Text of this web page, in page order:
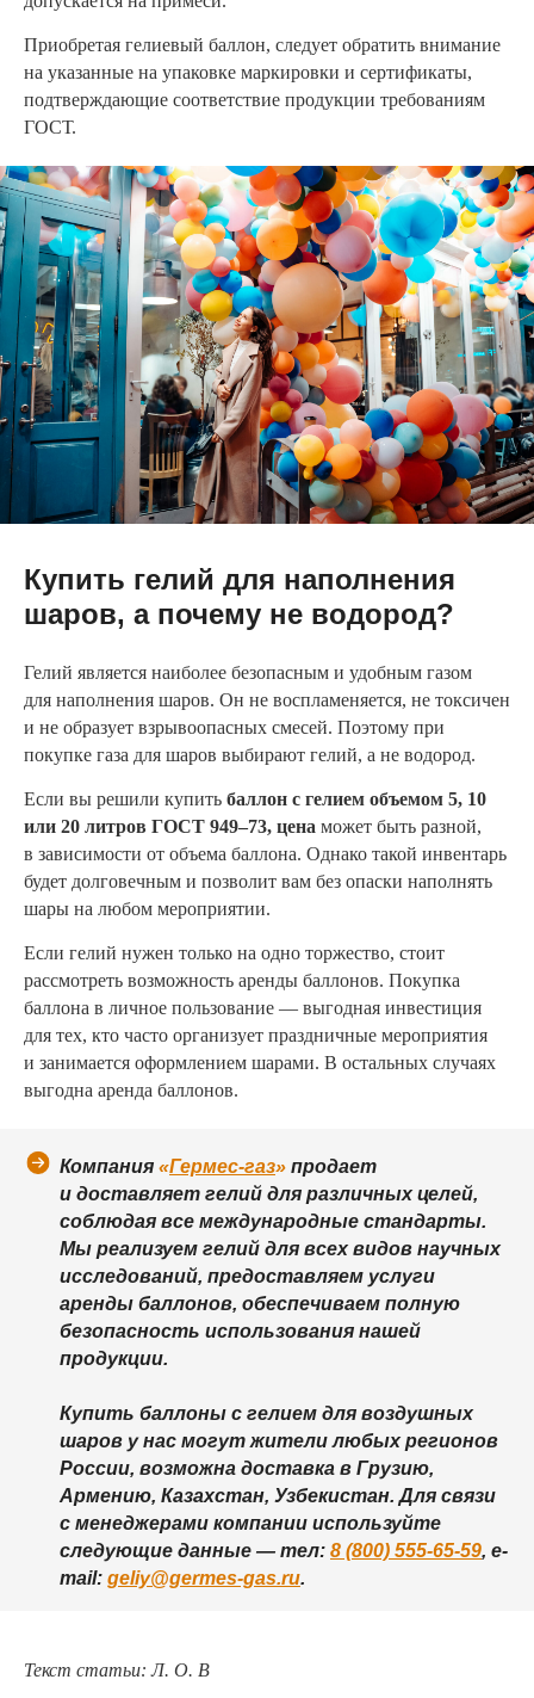
Приобретая гелиевый баллон, следует обратить внимание
на указанные на упаковке маркировки и сертификаты,
подтверждающие соответствие продукции требованиям
ГОСТ.
Купить гелий для наполнения
шаров, а почему не водород?
Гелий является наиболее безопасным и удобным газом
для наполнения шаров. Он не воспламеняется, не токсичен
и не образует взрывоопасных смесей. Поэтому при
покупке газа для шаров выбирают гелий, а не водород.
Если вы решили купить баллон с гелием объемом 5, 10
или 20 литров ГОСТ 949–73, цена может быть разной,
в зависимости от объема баллона. Однако такой инвентарь
будет долговечным и позволит вам без опаски наполнять
шары на любом мероприятии.
Если гелий нужен только на одно торжество, стоит
рассмотреть возможность аренды баллонов. Покупка
баллона в личное пользование — выгодная инвестиция
для тех, кто часто организует праздничные мероприятия
и занимается оформлением шарами. В остальных случаях
выгодна аренда баллонов.
Компания «Гермес-газ» продает
и доставляет гелий для различных целей,
соблюдая все международные стандарты.
Мы реализуем гелий для всех видов научных
исследований, предоставляем услуги
аренды баллонов, обеспечиваем полную
безопасность использования нашей
продукции.
Купить баллоны с гелием для воздушных
шаров у нас могут жители любых регионов
России, возможна доставка в Грузию,
Армению, Казахстан, Узбекистан. Для связи
с менеджерами компании используйте
следующие данные — тел: 8 (800) 555-65-59, e-
mail: geliy@germes-gas.ru.
Текст статьи: Л. О. В